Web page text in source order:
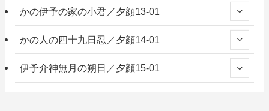
かの伊予の家の小君／夕顔13-01
かの人の四十九日忍／夕顔14-01
伊予介神無月の朔日／夕顔15-01